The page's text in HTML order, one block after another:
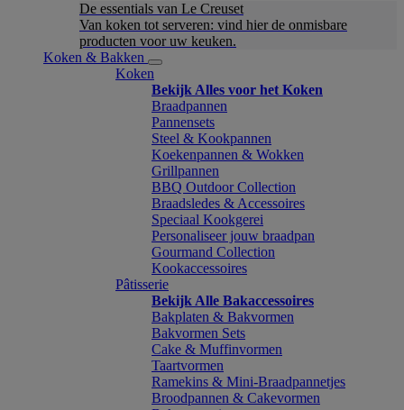
De essentials van Le Creuset
Van koken tot serveren: vind hier de onmisbare
producten voor uw keuken.
Koken & Bakken
Koken
Bekijk Alles voor het Koken
Braadpannen
Pannensets
Steel & Kookpannen
Koekenpannen & Wokken
Grillpannen
BBQ Outdoor Collection
Braadsledes & Accessoires
Speciaal Kookgerei
Personaliseer jouw braadpan
Gourmand Collection
Kookaccessoires
Pâtisserie
Bekijk Alle Bakaccessoires
Bakplaten & Bakvormen
Bakvormen Sets
Cake & Muffinvormen
Taartvormen
Ramekins & Mini-Braadpannetjes
Broodpannen & Cakevormen